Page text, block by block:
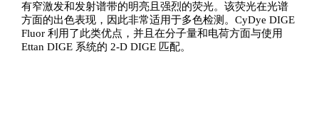
有窄激发和发射谱带的明亮且强烈的荧光。该荧光在光谱
方面的出色表现，因此非常适用于多色检测。CyDye DIGE
Fluor 利用了此类优点，并且在分子量和电荷方面与使用
Ettan DIGE 系统的 2-D DIGE 匹配。